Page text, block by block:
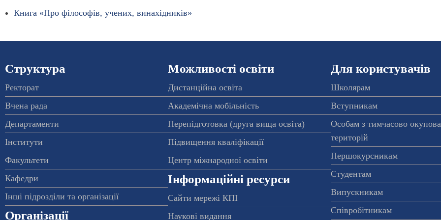
Книга «Про філософів, учених, винахідників»
Структура
Ректорат
Вчена рада
Департаменти
Інститути
Факультети
Кафедри
Інші підрозділи та організації
Організації
Можливості освіти
Дистанційна освіта
Академічна мобільність
Перепідготовка (друга вища освіта)
Підвищення кваліфікації
Центр міжнародної освіти
Інформаційні ресурси
Сайти мережі КПІ
Наукові видання
Для користувачів
Школярам
Вступникам
Особам з тимчасово
територій
Першокурсникам
Студентам
Випускникам
Співробітникам